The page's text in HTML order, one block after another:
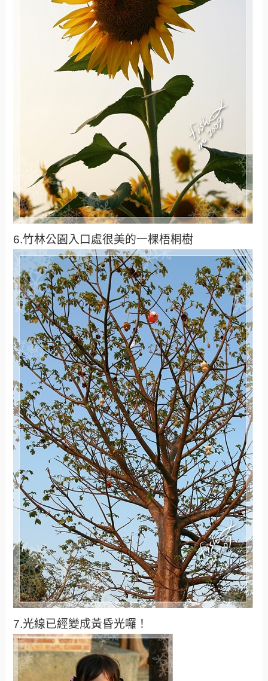
6.竹林公園入口處很美的一棵梧桐樹
7.光線已經變成黃昏光囉！